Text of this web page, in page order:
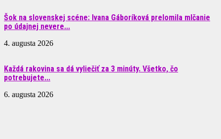
Šok na slovenskej scéne: Ivana Gáboríková prelomila mlčanie
po údajnej nevere...
4. augusta 2026
Každá rakovina sa dá vyliečiť za 3 minúty. Všetko, čo
potrebujete...
6. augusta 2026